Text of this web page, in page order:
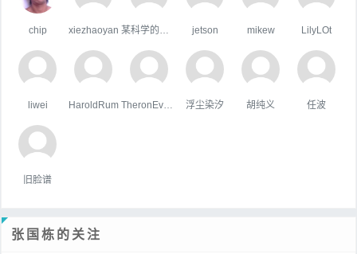
chip xiezhaoyan jetson mikew LilyLOt
liwei HaroldRum 浮尘染汐 胡纯义 任波
旧脸谱
张国栋的关注